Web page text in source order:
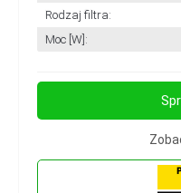
Rodzaj filtra:
Moc [W]: